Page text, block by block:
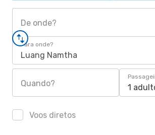
De onde?
Para onde?
Luang Namtha
Quando? 1
Voos diretos